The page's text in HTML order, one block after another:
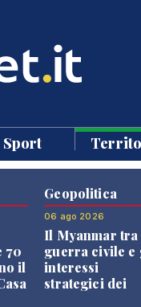
Sport
70
il
Geopolitica
06 ago 2026
Il Myanmar tra
guerra civile e
interessi
strategici dei